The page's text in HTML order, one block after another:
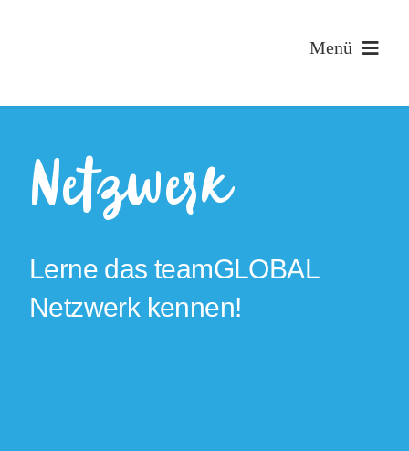
Menü
Netzwerk
Lerne das teamGLOBAL
Netzwerk kennen!